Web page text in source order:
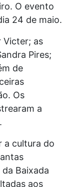
O evento
24 de maio.
Victer; as
Pires;
de
Os
a
a cultura do
Baixada
aos